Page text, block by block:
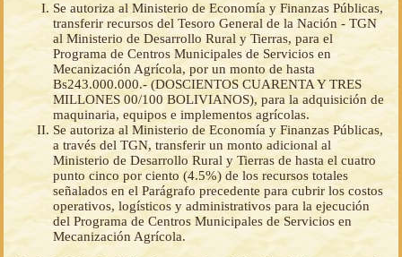
Se autoriza al Ministerio de Economía y Finanzas Públicas,
transferir recursos del Tesoro General de la Nación - TGN
al Ministerio de Desarrollo Rural y Tierras, para el
Programa de Centros Municipales de Servicios en
Mecanización Agrícola, por un monto de hasta
Bs243.000.000.- (DOSCIENTOS CUARENTA Y TRES
MILLONES 00/100 BOLIVIANOS), para la adquisición de
maquinaria, equipos e implementos agrícolas.
Se autoriza al Ministerio de Economía y Finanzas Públicas,
a través del TGN, transferir un monto adicional al
Ministerio de Desarrollo Rural y Tierras de hasta el cuatro
punto cinco por ciento (4.5%) de los recursos totales
señalados en el Parágrafo precedente para cubrir los costos
operativos, logísticos y administrativos para la ejecución
del Programa de Centros Municipales de Servicios en
Mecanización Agrícola.